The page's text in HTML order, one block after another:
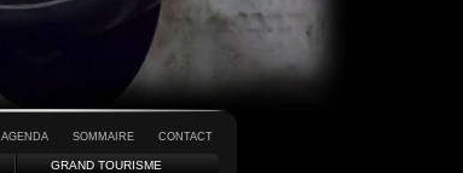
AGENDA SOMMAIRE CONTACT
GRAND TOURISME